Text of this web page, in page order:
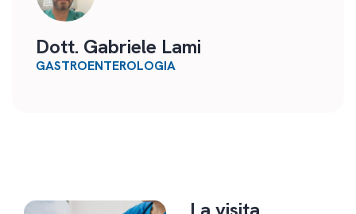
Dott. Gabriele Lami
GASTROENTEROLOGIA